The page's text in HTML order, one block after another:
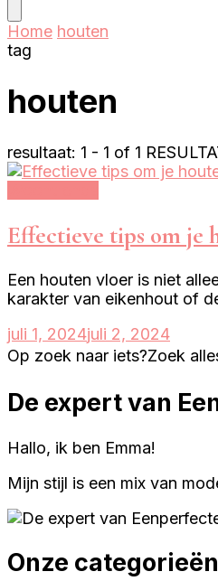
Home houten
tag
houten
resultaat: 1 - 1 of 1
Effectieve tips om je
Een houten vloer is niet
karakter van eikenhout of
juli 1, 2024juli 2, 2024
Op zoek naar iets?Zoek
De expert van
Hallo, ik ben Emma!
Mijn stijl is een mix van
Onze categorieën